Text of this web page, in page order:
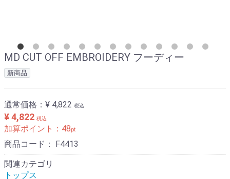
MD CUT OFF EMBROIDERY フーディー
新商品
通常価格： ¥ 4,822 税込
¥ 4,822 税込
加算ポイント： 48pt
商品コード： F4413
関連カテゴリ
トップス